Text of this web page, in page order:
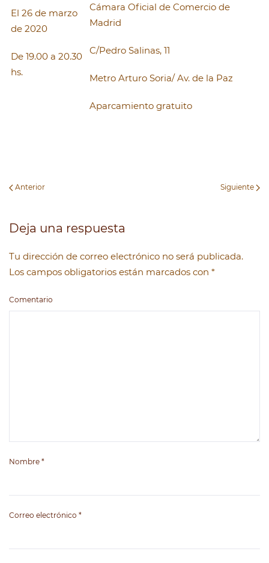
El 26 de marzo
de 2020
De 19.00 a 20.30
hs.
Cámara Oficial de Comercio de
Madrid
C/Pedro Salinas, 11
Metro Arturo Soria/ Av. de la Paz
Aparcamiento gratuito
Anterior Siguiente
Deja una respuesta
Tu dirección de correo electrónico no será publicada.
Los campos obligatorios están marcados con *
Comentario
Nombre *
Correo electrónico *